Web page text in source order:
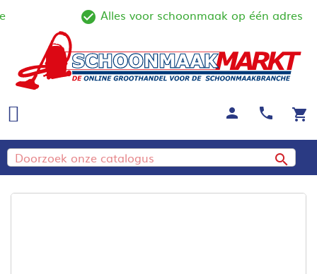
check_circle_outline
Alles voor schoonmaak op één adres
shopping_cart
call
person
